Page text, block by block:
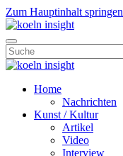
Zum Hauptinhalt springen
Home
Nachrichten
Kunst / Kultur
Artikel
Video
Interview